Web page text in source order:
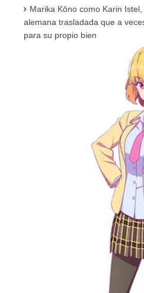
Marika Kōno como Karin
alemana trasladada que a
para su propio bien